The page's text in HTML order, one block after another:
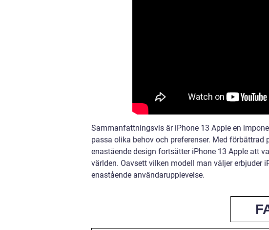
Sammanfattningsvis är iPhone 13 Apple en
passa olika behov och preferenser. Med
enastående design fortsätter iPhone 13 Apple att
världen. Oavsett vilken modell man väljer erbjuder
enastående användarupplevelse.